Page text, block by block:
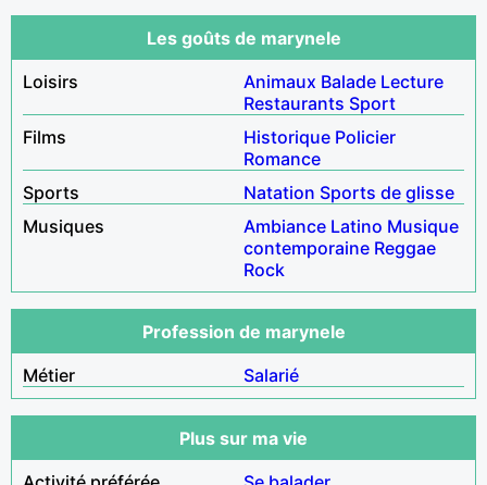
Les goûts de marynele
Loisirs
Animaux Balade Lecture
Restaurants Sport
Films
Historique Policier
Romance
Sports
Natation Sports de glisse
Musiques
Ambiance Latino Musique
contemporaine Reggae
Rock
Profession de marynele
Métier
Salarié
Plus sur ma vie